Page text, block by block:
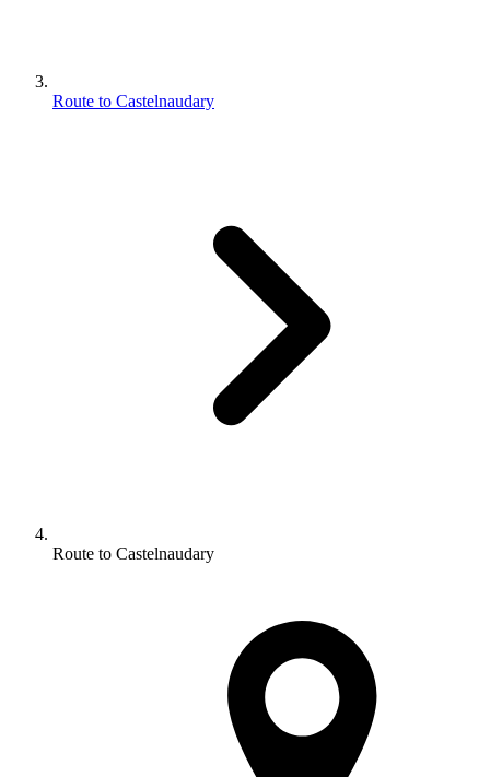
Route to Castelnaudary
Route to Castelnaudary